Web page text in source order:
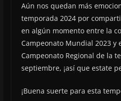
Aún nos quedan más
temporada 2024 por
en algún momento entre la
Campeonato Mundial 2023
Campeonato Regional de la
septiembre, ¡así que estate
¡Buena suerte para esta